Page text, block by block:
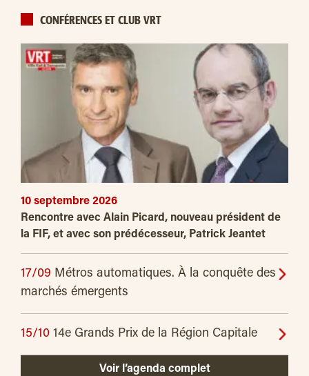
CONFÉRENCES ET CLUB VRT
10 septembre 2026
Rencontre avec Alain Picard, nouveau président de
la FIF, et avec son prédécesseur, Patrick Jeantet
17/09 Métros automatiques. À la conquête des
marchés émergents
15/10 14e Grands Prix de la Région Capitale
Voir l’agenda complet